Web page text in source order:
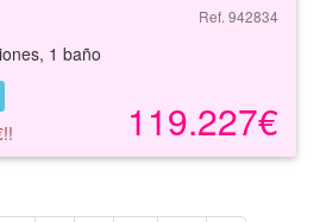
Ref. 942834
1 baño
119.227€